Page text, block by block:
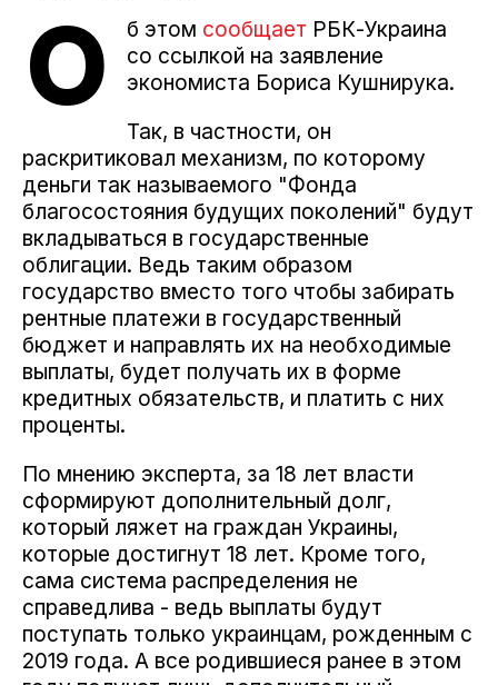
О б этом сообщает РБК-Украина
со ссылкой на заявление
экономиста Бориса Кушнирука.
Так, в частности, он
раскритиковал механизм, по которому
деньги так называемого "Фонда
благосостояния будущих поколений" будут
вкладываться в государственные
облигации. Ведь таким образом
государство вместо того чтобы забирать
рентные платежи в государственный
бюджет и направлять их на необходимые
выплаты, будет получать их в форме
кредитных обязательств, и платить с них
проценты.
По мнению эксперта, за 18 лет власти
сформируют дополнительный долг,
который ляжет на граждан Украины,
которые достигнут 18 лет. Кроме того,
сама система распределения не
справедлива - ведь выплаты будут
поступать только украинцам, рожденным с
2019 года. А все родившиеся ранее в этом